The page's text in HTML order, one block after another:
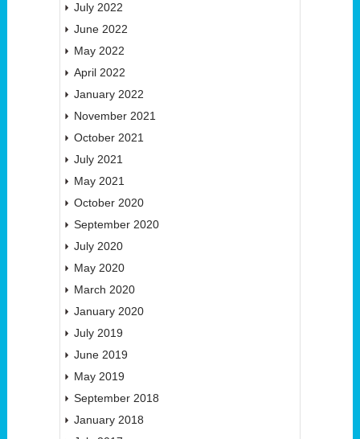
July 2022
June 2022
May 2022
April 2022
January 2022
November 2021
October 2021
July 2021
May 2021
October 2020
September 2020
July 2020
May 2020
March 2020
January 2020
July 2019
June 2019
May 2019
September 2018
January 2018